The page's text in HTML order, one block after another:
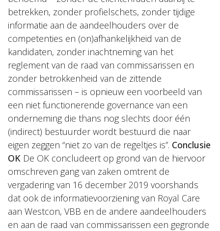
betrekken, zonder profielschets, zonder tijdige
informatie aan de aandeelhouders over de
competenties en (on)afhankelijkheid van de
kandidaten, zonder inachtneming van het
reglement van de raad van commissarissen en
zonder betrokkenheid van de zittende
commissarissen – is opnieuw een voorbeeld van
een niet functionerende governance van een
onderneming die thans nog slechts door één
(indirect) bestuurder wordt bestuurd die naar
eigen zeggen “niet zo van de regeltjes is”. Conclusie
OK De OK concludeert op grond van de hiervoor
omschreven gang van zaken omtrent de
vergadering van 16 december 2019 voorshands
dat ook de informatievoorziening van Royal Care
aan Westcon, VBB en de andere aandeelhouders
en aan de raad van commissarissen een gegronde